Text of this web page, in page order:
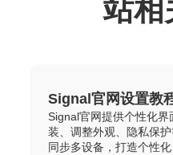
站相
Signal官网设置教
Signal官网提供个性化
装、调整外观、隐私保
同步多设备，打造个性